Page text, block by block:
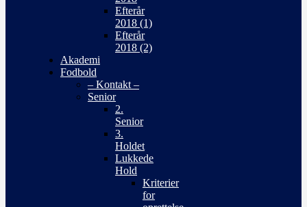
Efterår
2018 (1)
Efterår
2018 (2)
Akademi
Fodbold
– Kontakt –
Senior
2.
Senior
3.
Holdet
Lukkede
Hold
Kriterier
for